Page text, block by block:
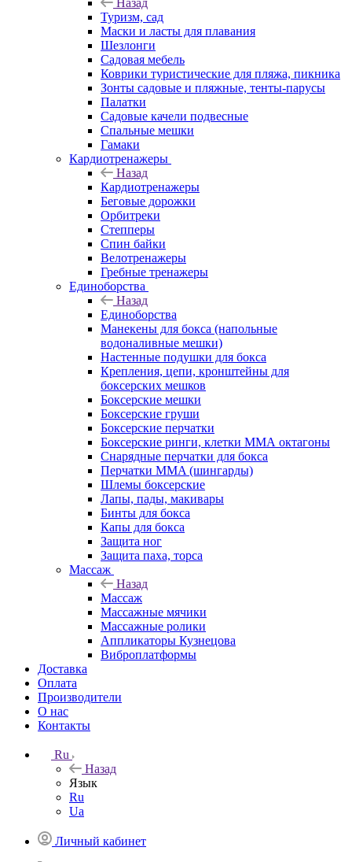
Назад
Туризм, сад
Маски и ласты для плавания
Шезлонги
Садовая мебель
Коврики туристические для пляжа, пикника
Зонты садовые и пляжные, тенты-парусы
Палатки
Садовые качели подвесные
Спальные мешки
Гамаки
Кардиотренажеры
Назад
Кардиотренажеры
Беговые дорожки
Орбитреки
Степперы
Спин байки
Велотренажеры
Гребные тренажеры
Единоборства
Назад
Единоборства
Манекены для бокса (напольные
водоналивные мешки)
Настенные подушки для бокса
Крепления, цепи, кронштейны для
боксерских мешков
Боксерские мешки
Боксерские груши
Боксерские перчатки
Боксерские ринги, клетки ММА октагоны
Снарядные перчатки для бокса
Перчатки MMA (шингарды)
Шлемы боксерские
Лапы, пады, макивары
Бинты для бокса
Капы для бокса
Защита ног
Защита паха, торса
Массаж
Назад
Массаж
Массажные мячики
Массажные ролики
Аппликаторы Кузнецова
Виброплатформы
Доставка
Оплата
Производители
О нас
Контакты
Ru
Назад
Язык
Ru
Ua
Личный кабинет